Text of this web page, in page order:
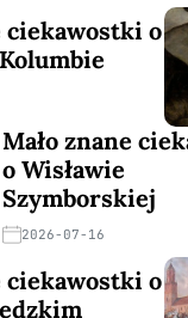
ciekawostki o
Mało znane
o Wisławie
Szymborskiej
2026-07-16
ciekawostki o